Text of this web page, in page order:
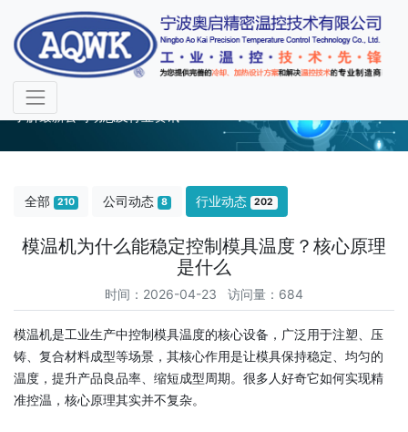
行业动态
了解最新公司动态及行业资讯
全部 210 公司动态 8 行业动态 202
模温机为什么能稳定控制模具温度？核心原理
是什么
时间：2026-04-23 访问量：684
模温机是工业生产中控制模具温度的核心设备，广泛用于注塑、压
铸、复合材料成型等场景，其核心作用是让模具保持稳定、均匀的
温度，提升产品良品率、缩短成型周期。很多人好奇它如何实现精
准控温，核心原理其实并不复杂。